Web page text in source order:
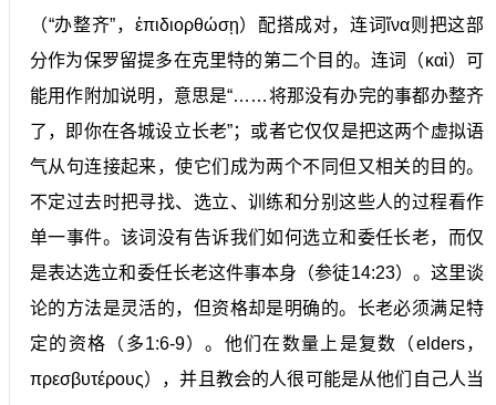
（“办整齐”，ἐπιδιορθώσῃ）配搭成对，连词ἵνα则把这部
分作为保罗留提多在克里特的第二个目的。连词（καὶ）可
能用作附加说明，意思是“……将那没有办完的事都办整齐
了，即你在各城设立长老”；或者它仅仅是把这两个虚拟语
气从句连接起来，使它们成为两个不同但又相关的目的。
不定过去时把寻找、选立、训练和分别这些人的过程看作
单一事件。该词没有告诉我们如何选立和委任长老，而仅
是表达选立和委任长老这件事本身（参徒14:23）。这里谈
论的方法是灵活的，但资格却是明确的。长老必须满足特
定的资格（多1:6-9）。他们在数量上是复数（elders，
πρεσβυτέρους），并且教会的人很可能是从他们自己人当